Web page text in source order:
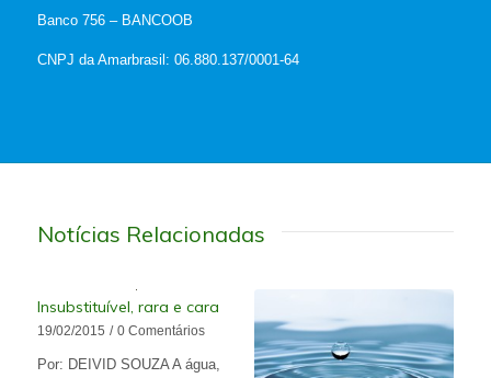
Banco 756 – BANCOOB
CNPJ da Amarbrasil: 06.880.137/0001-64
Notícias Relacionadas
Insubstituível, rara e cara
19/02/2015 / 0 Comentários
Por: DEIVID SOUZA A água,